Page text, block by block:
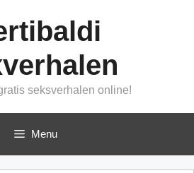
seksverhalen online!
Menu